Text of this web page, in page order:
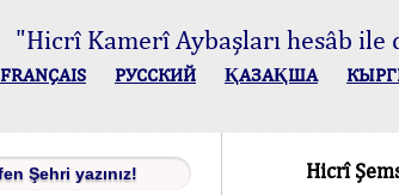
"Hicrî Kamerî Aybaşları hesâb
FRANÇAIS РУССКИЙ ҚАЗАҚША
Hicrî